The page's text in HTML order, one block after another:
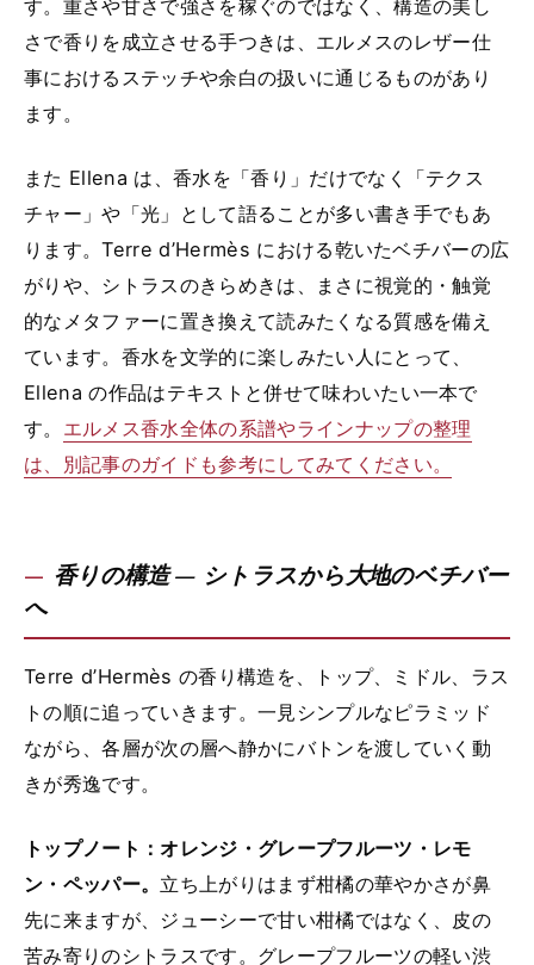
す。重さや甘さで強さを稼ぐのではなく、構造の美し
さで香りを成立させる手つきは、エルメスのレザー仕
事におけるステッチや余白の扱いに通じるものがあり
ます。
また Ellena は、香水を「香り」だけでなく「テクス
チャー」や「光」として語ることが多い書き手でもあ
ります。Terre d’Hermès における乾いたベチバーの広
がりや、シトラスのきらめきは、まさに視覚的・触覚
的なメタファーに置き換えて読みたくなる質感を備え
ています。香水を文学的に楽しみたい人にとって、
Ellena の作品はテキストと併せて味わいたい一本で
す。 エルメス香水全体の系譜やラインナップの整理
は、別記事のガイドも参考にしてみてください。
香りの構造 — シトラスから大地のベチバー
へ
Terre d’Hermès の香り構造を、トップ、ミドル、ラス
トの順に追っていきます。一見シンプルなピラミッド
ながら、各層が次の層へ静かにバトンを渡していく動
きが秀逸です。
トップノート：オレンジ・グレープフルーツ・レモ
ン・ペッパー。 立ち上がりはまず柑橘の華やかさが鼻
先に来ますが、ジューシーで甘い柑橘ではなく、皮の
苦み寄りのシトラスです。グレープフルーツの軽い渋